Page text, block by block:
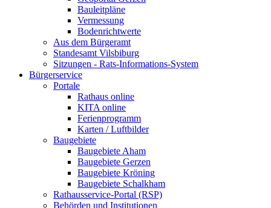
Bauleitpläne
Vermessung
Bodenrichtwerte
Aus dem Bürgeramt
Standesamt Vilsbiburg
Sitzungen - Rats-Informations-System
Bürgerservice
Portale
Rathaus online
KITA online
Ferienprogramm
Karten / Luftbilder
Baugebiete
Baugebiete Aham
Baugebiete Gerzen
Baugebiete Kröning
Baugebiete Schalkham
Rathausservice-Portal (RSP)
Behörden und Institutionen